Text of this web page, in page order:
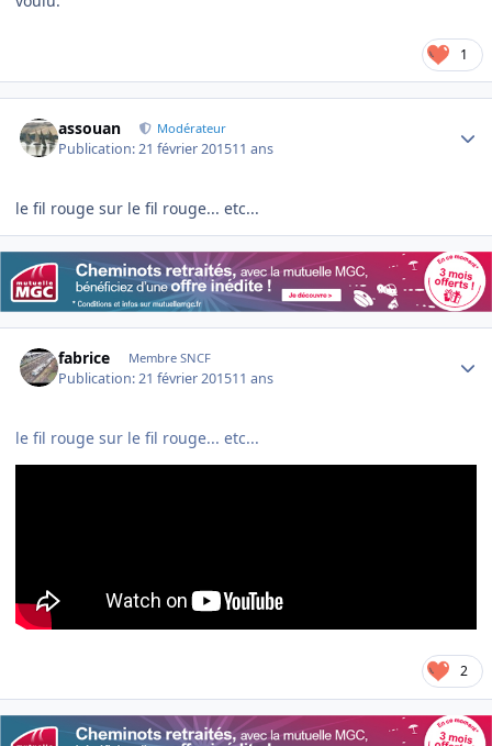
1
assouan Modérateur
Publication:21 février 201511 ans
le fil rouge sur le fil rouge... etc...
fabrice Membre SNCF
Publication:21 février 201511 ans
le fil rouge sur le fil rouge... etc...
2